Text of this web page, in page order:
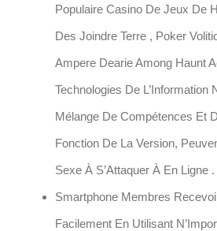
Populaire Casino De Jeux De
Des Joindre Terre , Poker
Ampere Dearie Among Haunt
Technologies De L’Information
Mélange De Compétences Et
Fonction De La Version,
Sexe À S’Attaquer À En Ligne .
Smartphone Membres
Facilement En Utilisant